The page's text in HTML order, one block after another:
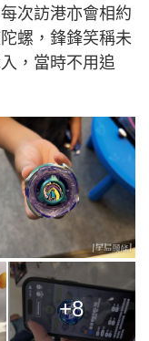
次訪港亦會相約
螺，鋒鋒笑稱未
，當時不用追
+8